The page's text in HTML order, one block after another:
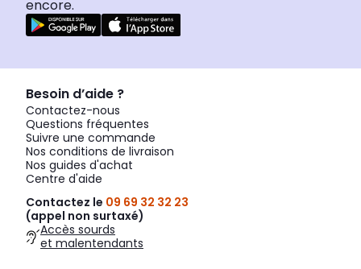
encore.
Besoin d’aide ?
Contactez-nous
Questions fréquentes
Suivre une commande
Nos conditions de livraison
Nos guides d'achat
Centre d'aide
Contactez le 09 69 32 32 23
(appel non surtaxé)
Accès sourds
et malentendants